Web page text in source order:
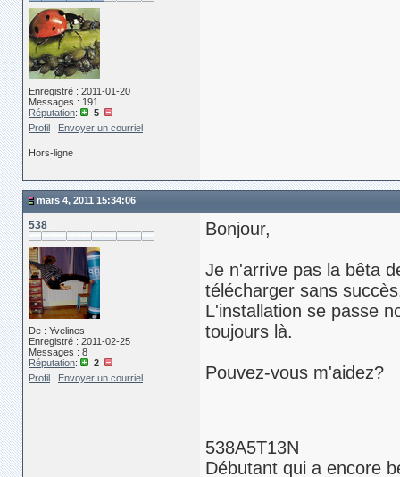
Enregistré : 2011-01-20
Messages : 191
Réputation:
5
Profil
Envoyer un courriel
Hors-ligne
mars 4, 2011 15:34:06
538
De : Yvelines
Enregistré : 2011-02-25
Messages : 8
Réputation:
2
Profil
Envoyer un courriel
Bonjour,
Je n'arrive pas la bêta
télécharger sans
L'installation se passe
toujours là.
Pouvez-vous m'aidez?
538A5T13N
Débutant qui a encore